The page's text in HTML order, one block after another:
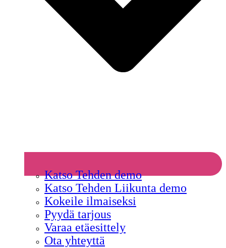
Katso Tehden demo
Katso Tehden Liikunta demo
Kokeile ilmaiseksi
Pyydä tarjous
Varaa etäesittely
Ota yhteyttä